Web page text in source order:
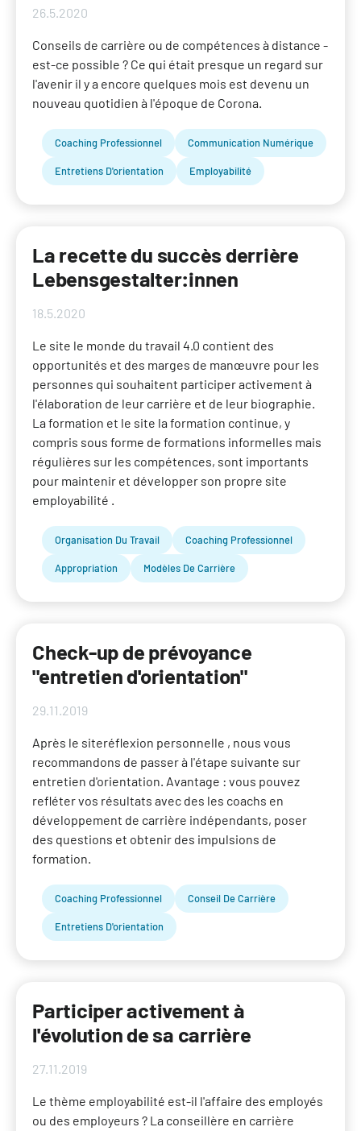
26.5.2020
Conseils de carrière ou de compétences à distance -
est-ce possible ? Ce qui était presque un regard sur
l'avenir il y a encore quelques mois est devenu un
nouveau quotidien à l'époque de Corona.
Coaching Professionnel Communication Numérique
Entretiens D'orientation Employabilité
La recette du succès derrière
Lebensgestalter:innen
18.5.2020
Le site le monde du travail 4.0 contient des
opportunités et des marges de manœuvre pour les
personnes qui souhaitent participer activement à
l'élaboration de leur carrière et de leur biographie.
La formation et le site la formation continue, y
compris sous forme de formations informelles mais
régulières sur les compétences, sont importants
pour maintenir et développer son propre site
employabilité .
Organisation Du Travail Coaching Professionnel
Appropriation Modèles De Carrière
Check-up de prévoyance
"entretien d'orientation"
29.11.2019
Après le siteréflexion personnelle , nous vous
recommandons de passer à l'étape suivante sur
entretien d'orientation. Avantage : vous pouvez
refléter vos résultats avec des les coachs en
développement de carrière indépendants, poser
des questions et obtenir des impulsions de
formation.
Coaching Professionnel Conseil De Carrière
Entretiens D'orientation
Participer activement à
l'évolution de sa carrière
27.11.2019
Le thème employabilité est-il l'affaire des employés
ou des employeurs ? La conseillère en carrière